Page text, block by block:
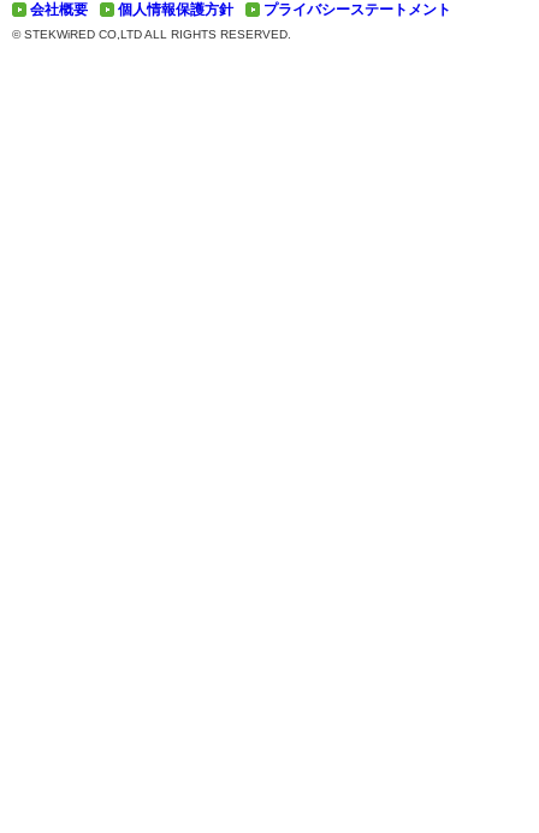
会社概要 個人情報保護方針 プライバシーステートメント
© STEKWiRED CO,LTD ALL RIGHTS RESERVED.